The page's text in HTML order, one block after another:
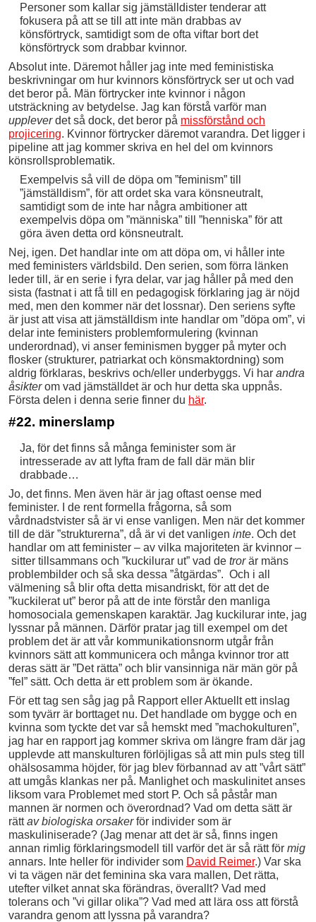
Personer som kallar sig jämställdister tenderar att
fokusera på att se till att inte män drabbas av
könsförtryck, samtidigt som de ofta viftar bort det
könsförtryck som drabbar kvinnor.
Absolut inte. Däremot håller jag inte med feministiska
beskrivningar om hur kvinnors könsförtryck ser ut och vad
det beror på. Män förtrycker inte kvinnor i någon
utsträckning av betydelse. Jag kan förstå varför man
uppleverdet så dock, det beror på missförstånd och
projicering. Kvinnor förtrycker däremot varandra. Det ligger i
pipeline att jag kommer skriva en hel del om kvinnors
könsrollsproblematik.
Exempelvis så vill de döpa om ”feminism” till
”jämställdism”, för att ordet ska vara könsneutralt,
samtidigt som de inte har några ambitioner att
exempelvis döpa om ”människa” till ”henniska” för att
göra även detta ord könsneutralt.
Nej, igen. Det handlar inte om att döpa om, vi håller inte
med feministers världsbild. Den serien, som förra länken
leder till, är en serie i fyra delar, var jag håller på med den
sista (fastnat i att få till en pedagogisk förklaring jag är nöjd
med, men den kommer när det lossnar). Den seriens syfte
är just att visa att jämställdism inte handlar om ”döpa om”, vi
delar inte feministers problemformulering (kvinnan
underordnad), vi anser feminismen bygger på myter och
flosker (strukturer, patriarkat och könsmaktordning) som
aldrig förklaras, beskrivs och/eller underbyggs. Vi har andra
åsikterom vad jämställdet är och hur detta ska uppnås.
Första delen i denna serie finner du här.
#22. minerslamp
Ja, för det finns så många feminister som är
intresserade av att lyfta fram de fall där män blir
drabbade…
Jo, det finns. Men även här är jag oftast oense med
feminister. I de rent formella frågorna, så som
vårdnadstvister så är vi ense vanligen. Men när det kommer
till de där ”strukturerna”, då är vi det vanligen inte. Och det
handlar om att feminister – av vilka majoriteten är kvinnor –
sitter tillsammans och ”kuckilurar ut” vad de trorär mäns
problembilder och så ska dessa ”åtgärdas”. Och i all
välmening så blir ofta detta misandriskt, för att det de
”kuckilerat ut” beror på att de inte förstår den manliga
homosociala gemenskapen karaktär. Jag kuckilurar inte, jag
lyssnar på männen. Därför pratar jag till exempel om det
problem det är att vår kommunikationsnorm utgår från
kvinnors sätt att kommunicera och många kvinnor tror att
deras sätt är ”Det rätta” och blir vansinniga när män gör på
”fel” sätt. Och detta är ett problem som är ökande.
För ett tag sen såg jag på Rapport eller Aktuellt ett inslag
som tyvärr är borttaget nu. Det handlade om bygge och en
kvinna som tyckte det var så hemskt med ”machokulturen”,
jag har en rapport jag kommer skriva om längre fram där jag
upplevde att manskulturen förlöjligas så att min puls steg till
ohälsosamma höjder, för jag blev förbannad av att ”vårt sätt”
att umgås klankas ner på. Manlighet och maskulinitet anses
liksom vara Problemet med stort P. Och så påstår man
mannen är normen och överordnad? Vad om detta sätt är
rättav biologiska orsakerför individer som är
maskuliniserade? (Jag menar att det är så, finns ingen
annan rimlig förklaringsmodell till varför det är så rätt för mig
annars. Inte heller för individer som David Reimer.) Var ska
vi ta vägen när det feminina ska vara mallen, Det rätta,
utefter vilket annat ska förändras, överallt? Vad med
tolerans och ”vi gillar olika”? Vad med att lära oss att förstå
varandra genom att lyssna på varandra?